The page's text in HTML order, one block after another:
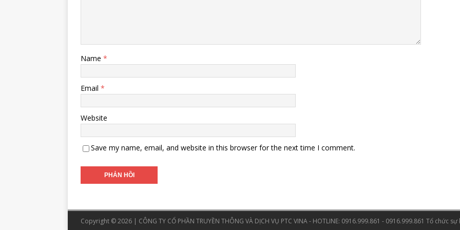
Name *
Email *
Website
Save my name, email, and website in this browser for the next time I comment.
Copyright © 2026 | CÔNG TY CỔ PHẦN TRUYỀN THÔNG VÀ DỊCH VỤ PTC VINA - HOTLINE: 0916.999.861 - 0916.999.861 Tổ chức sự